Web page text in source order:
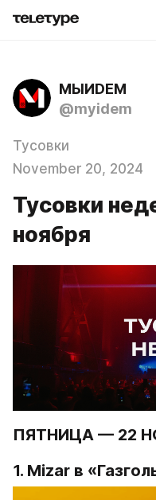
МЫИDЕМ
@myidem
Тусовки
November 20, 2024
Тусовки
ноября
ПЯТНИЦА — 22
1. Mizar в